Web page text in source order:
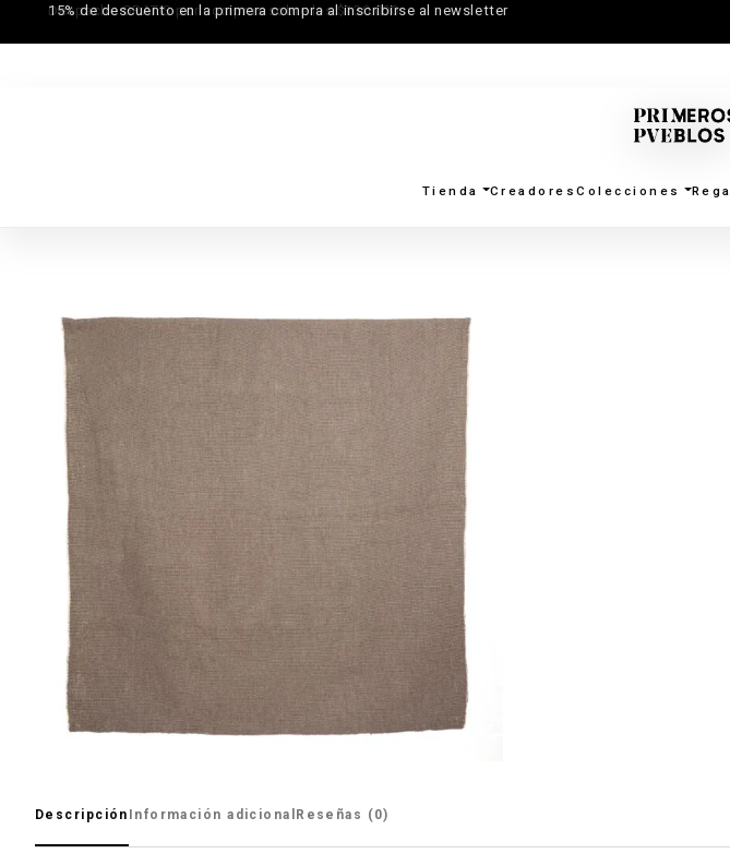
15% de descuento en la primera compra al inscribirse al newsletter
Tienda CreadoresColecciones
Descripción Información adicional Reseñas (0)